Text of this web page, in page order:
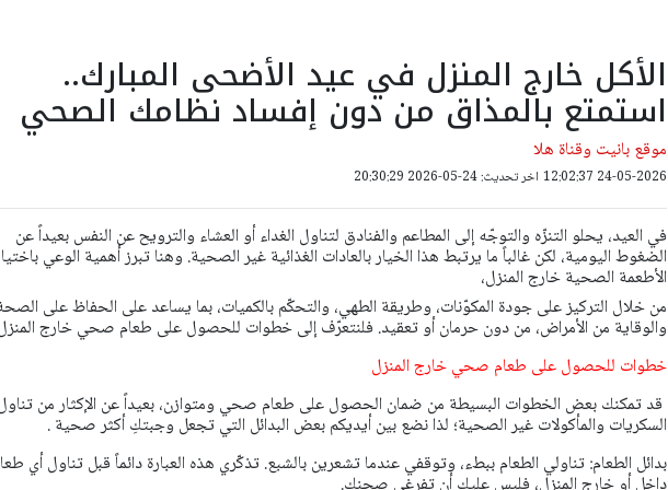
الأكل خارج المنزل في عيد الأضحى المبارك..
استمتع بالمذاق من دون إفساد نظامك الصحي
موقع بانيت وقناة هلا
24-05-2026 12:02:37 اخر تحديث: 24-05-2026 20:30:29
في العيد، يحلو التنزّه والتوجّه إلى المطاعم والفنادق لتناول الغداء أو العشاء والترويح عن النفس بعيداً عن
الضغوط اليومية، لكن غالباً ما يرتبط هذا الخيار بالعادات الغذائية غير الصحية. وهنا تبرز أهمية الوعي
الأطعمة الصحية خارج المنزل،
من خلال التركيز على جودة المكوّنات، وطريقة الطهي، والتحكّم بالكميات، بما يساعد على الحفاظ على
والوقاية من الأمراض، من دون حرمان أو تعقيد. فلنتعرّف إلى خطوات للحصول على طعام صحي خارج
خطوات للحصول على طعام صحي خارج المنزل
قد تمكنك بعض الخطوات البسيطة من ضمان الحصول على طعام صحي ومتوازن، بعيداً عن الإكثار من
السكريات والمأكولات غير الصحية؛ لذا نضع بين أيديكم بعض البدائل التي تجعل وجبتكِ أكثر صحية .
بدائل الطعام: تناولي الطعام ببطء، وتوقفي عندما تشعرين بالشبع. تذكّري هذه العبارة دائماً قبل تناول أي